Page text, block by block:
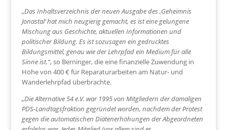
„Das Inhaltsverzeichnis der neuen Ausgabe des ‚Geheimnis
Jonastal‘ hat mich neugierig gemacht, es ist eine gelungene
Mischung aus Geschichte, aktuellen Informationen und
politischer Bildung. Es ist sozusagen ein gedrucktes
Bildungsmittel, genau wie der Lehrpfad ein Medium für alle
Sinne ist.“, so Berninger, die eine finanzielle Zuwendung in
Höhe von 400 € für Reparaturarbeiten am Natur- und
Wanderlehrpfad überbrachte.
„Die Alternative 54 e.V. war 1995 von Mitgliedern der damaligen
PDS-Landtagsfraktion gegründet worden, nachdem der Protest
gegen die automatischen Diätenerhöhungen der Abgeordneten